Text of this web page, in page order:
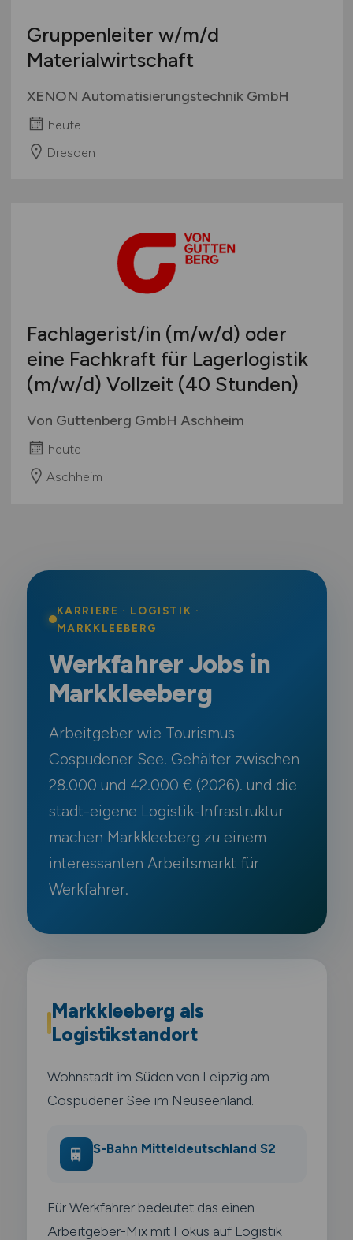
Gruppenleiter w/m/d
Materialwirtschaft
XENON Automatisierungstechnik GmbH
heute
Dresden
Fachlagerist/in (m/w/d) oder
eine Fachkraft für Lagerlogistik
(m/w/d) Vollzeit (40 Stunden)
Von Guttenberg GmbH Aschheim
heute
Aschheim
KARRIERE · LOGISTIK ·
MARKKLEEBERG
Werkfahrer Jobs in
Markkleeberg
Arbeitgeber wie Tourismus
Cospudener See. Gehälter zwischen
28.000 und 42.000 € (2026). und die
stadt-eigene Logistik-Infrastruktur
machen Markkleeberg zu einem
interessanten Arbeitsmarkt für
Werkfahrer.
Markkleeberg als
Logistikstandort
Wohnstadt im Süden von Leipzig am
Cospudener See im Neuseenland.
🚆 S-Bahn Mitteldeutschland S2
Für Werkfahrer bedeutet das einen
Arbeitgeber-Mix mit Fokus auf Logistik